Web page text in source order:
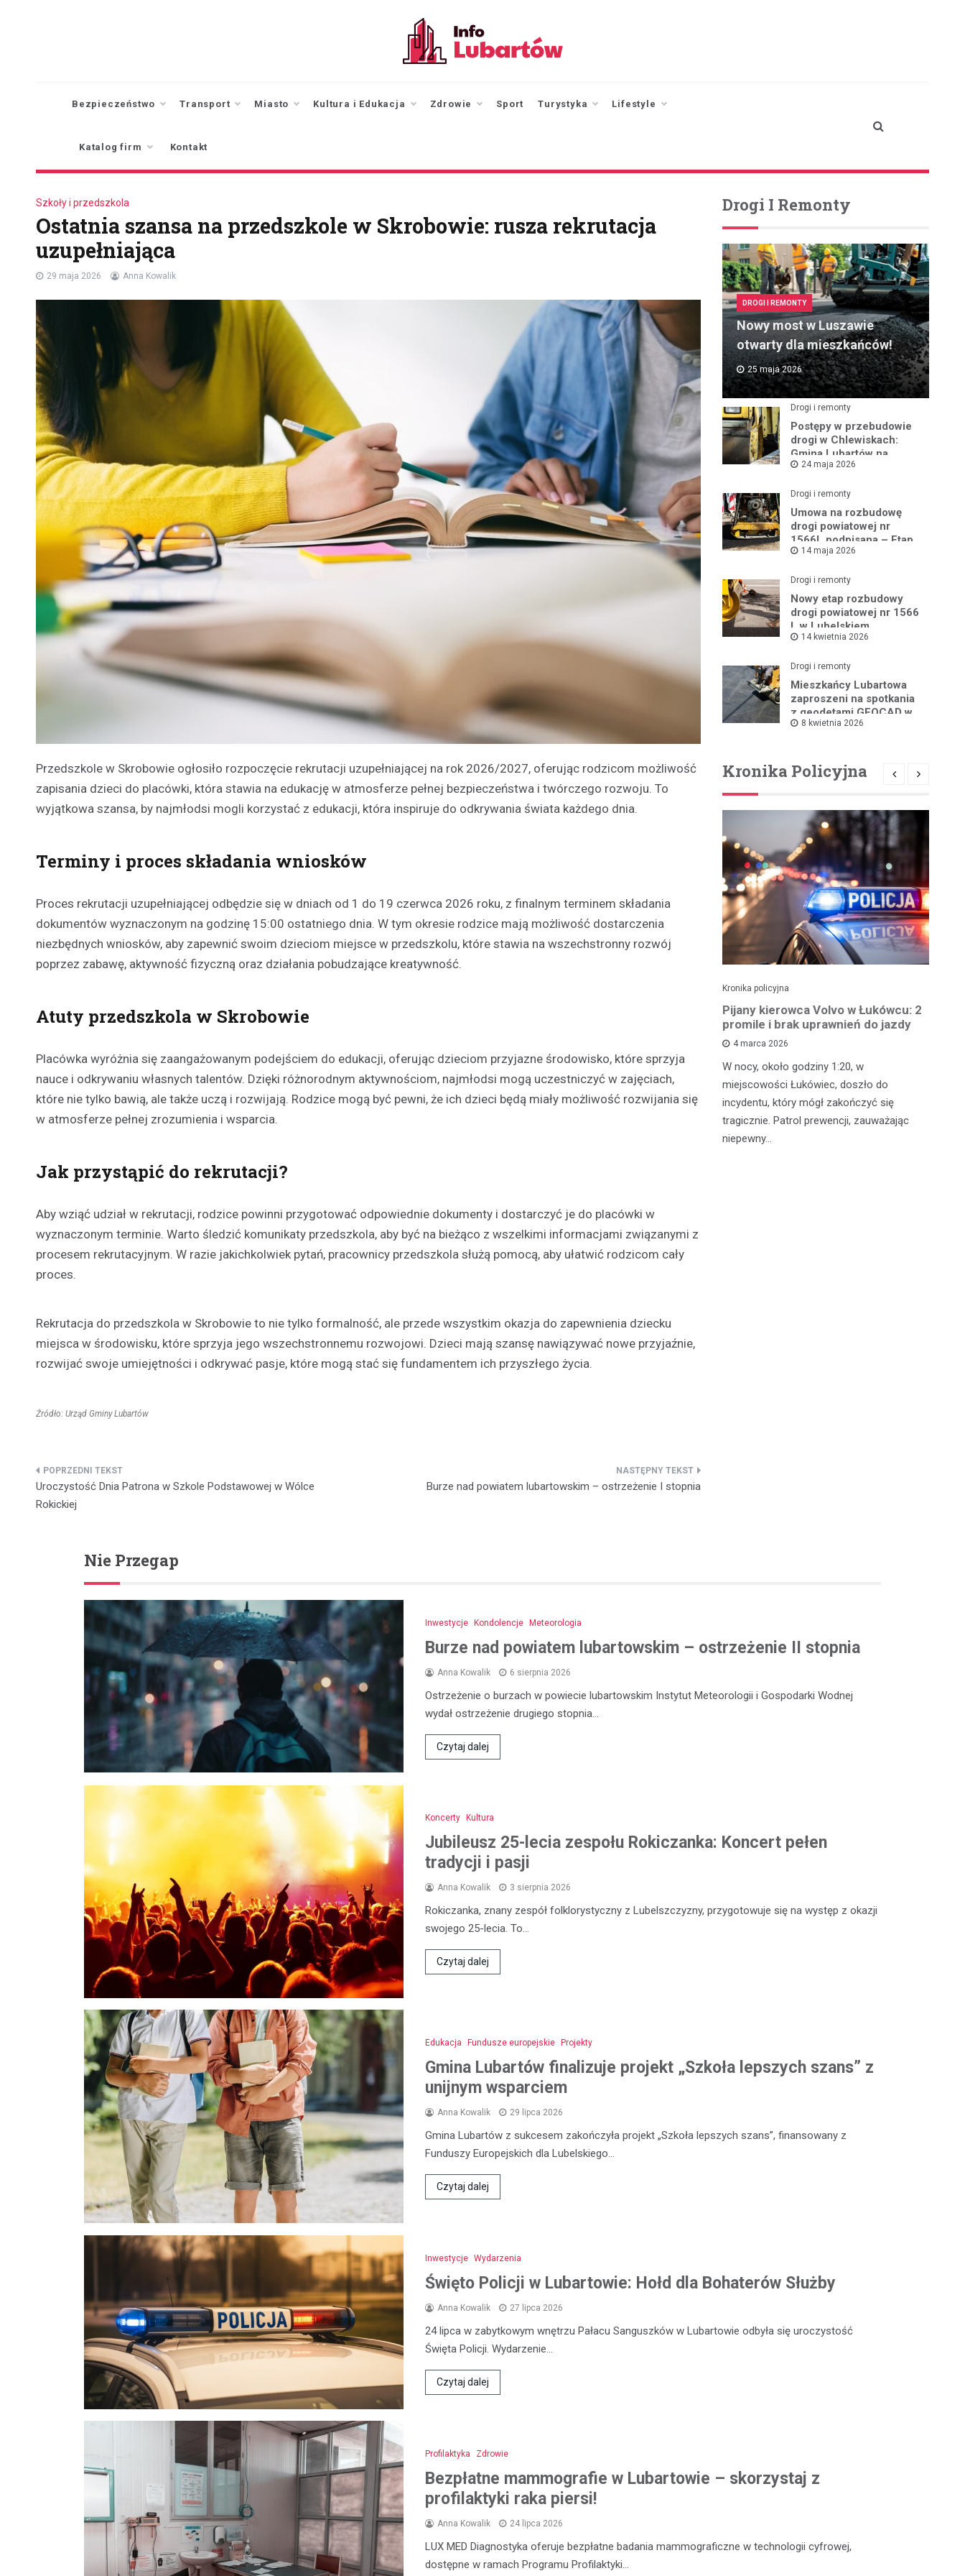
Bezpieczeństwo Transport Miasto Kultura i Edukacja Zdrowie Sport Turystyka Lifestyle
Katalog firm Kontakt
Szkoły i przedszkola
Ostatnia szansa na przedszkole w Skrobowie: rusza rekrutacja
uzupełniająca
29 maja 2026 Anna Kowalik
Przedszkole w Skrobowie ogłosiło rozpoczęcie rekrutacji uzupełniającej na rok 2026/2027, oferując rodzicom możliwość
zapisania dzieci do placówki, która stawia na edukację w atmosferze pełnej bezpieczeństwa i twórczego rozwoju. To
wyjątkowa szansa, by najmłodsi mogli korzystać z edukacji, która inspiruje do odkrywania świata każdego dnia.
Terminy i proces składania wniosków
Proces rekrutacji uzupełniającej odbędzie się w dniach od 1 do 19 czerwca 2026 roku, z finalnym terminem składania
dokumentów wyznaczonym na godzinę 15:00 ostatniego dnia. W tym okresie rodzice mają możliwość dostarczenia
niezbędnych wniosków, aby zapewnić swoim dzieciom miejsce w przedszkolu, które stawia na wszechstronny rozwój
poprzez zabawę, aktywność fizyczną oraz działania pobudzające kreatywność.
Atuty przedszkola w Skrobowie
Placówka wyróżnia się zaangażowanym podejściem do edukacji, oferując dzieciom przyjazne środowisko, które sprzyja
nauce i odkrywaniu własnych talentów. Dzięki różnorodnym aktywnościom, najmłodsi mogą uczestniczyć w zajęciach,
które nie tylko bawią, ale także uczą i rozwijają. Rodzice mogą być pewni, że ich dzieci będą miały możliwość rozwijania się
w atmosferze pełnej zrozumienia i wsparcia.
Jak przystąpić do rekrutacji?
Aby wziąć udział w rekrutacji, rodzice powinni przygotować odpowiednie dokumenty i dostarczyć je do placówki w
wyznaczonym terminie. Warto śledzić komunikaty przedszkola, aby być na bieżąco z wszelkimi informacjami związanymi z
procesem rekrutacyjnym. W razie jakichkolwiek pytań, pracownicy przedszkola służą pomocą, aby ułatwić rodzicom cały
proces.
Rekrutacja do przedszkola w Skrobowie to nie tylko formalność, ale przede wszystkim okazja do zapewnienia dziecku
miejsca w środowisku, które sprzyja jego wszechstronnemu rozwojowi. Dzieci mają szansę nawiązywać nowe przyjaźnie,
rozwijać swoje umiejętności i odkrywać pasje, które mogą stać się fundamentem ich przyszłego życia.
Źródło: Urząd Gminy Lubartów
Nawigacja
wpisu
Uroczystość Dnia Patrona w Szkole Podstawowej w Wólce
Rokickiej
Burze nad powiatem lubartowskim – ostrzeżenie I stopnia
Drogi I Remonty
DROGI I REMONTY
Nowy most w Luszawie
otwarty dla mieszkańców!
25 maja 2026
Drogi i remonty
Postępy w przebudowie
drogi w Chlewiskach:
Gmina Lubartów na
miejscu inwestycji
24 maja 2026
Drogi i remonty
Umowa na rozbudowę
drogi powiatowej nr
1566L podpisana – Etap
III w toku
14 maja 2026
Drogi i remonty
Nowy etap rozbudowy
drogi powiatowej nr 1566
L w Lubelskiem
14 kwietnia 2026
Drogi i remonty
Mieszkańcy Lubartowa
zaproszeni na spotkania
z geodetami GEOCAD w
sprawie budowy S19
8 kwietnia 2026
Kronika Policyjna
21 listopada 2025
W ostatnich dniach policjanci z Michowa
otrzymali zgłoszenie od młodej kobiety,
Kronika policyjna
Pijany kierowca Volvo w Łukówcu: 2
promile i brak uprawnień do jazdy
4 marca 2026
W nocy, około godziny 1:20, w
miejscowości Łukówiec, doszło do
incydentu, który mógł zakończyć się
tragicznie. Patrol prewencji, zauważając
niepewny…
Nie Przegap
Inwestycje Kondolencje Meteorologia
Burze nad powiatem lubartowskim – ostrzeżenie II stopnia
Anna Kowalik 6 sierpnia 2026
Ostrzeżenie o burzach w powiecie lubartowskim Instytut Meteorologii i Gospodarki Wodnej
wydał ostrzeżenie drugiego stopnia…
Czytaj dalej
Koncerty Kultura
Jubileusz 25-lecia zespołu Rokiczanka: Koncert pełen
tradycji i pasji
Anna Kowalik 3 sierpnia 2026
Rokiczanka, znany zespół folklorystyczny z Lubelszczyzny, przygotowuje się na występ z okazji
swojego 25-lecia. To…
Czytaj dalej
Edukacja Fundusze europejskie Projekty
Gmina Lubartów finalizuje projekt „Szkoła lepszych szans” z
unijnym wsparciem
Anna Kowalik 29 lipca 2026
Gmina Lubartów z sukcesem zakończyła projekt „Szkoła lepszych szans”, finansowany z
Funduszy Europejskich dla Lubelskiego…
Czytaj dalej
Inwestycje Wydarzenia
Święto Policji w Lubartowie: Hołd dla Bohaterów Służby
Anna Kowalik 27 lipca 2026
24 lipca w zabytkowym wnętrzu Pałacu Sanguszków w Lubartowie odbyła się uroczystość
Święta Policji. Wydarzenie…
Czytaj dalej
Profilaktyka Zdrowie
Bezpłatne mammografie w Lubartowie – skorzystaj z
profilaktyki raka piersi!
Anna Kowalik 24 lipca 2026
LUX MED Diagnostyka oferuje bezpłatne badania mammograficzne w technologii cyfrowej,
dostępne w ramach Programu Profilaktyki…